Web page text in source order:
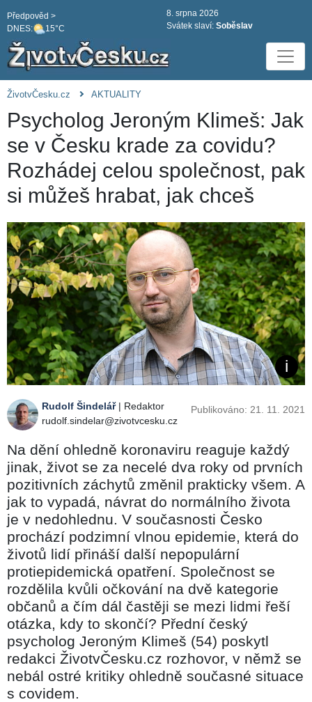
DNES: 15°C
Předpověd >
8. srpna 2026
Svátek slaví: Soběslav
ŽivotvČesku.cz AKTUALITY
Psycholog Jeroným Klimeš: Jak
se v Česku krade za covidu?
Rozhádej celou společnost, pak
si můžeš hrabat, jak chceš
Rudolf Šindelář| Redaktor
rudolf.sindelar@zivotvcesku.cz
Publikováno: 21. 11. 2021
Na dění ohledně koronaviru reaguje každý
jinak, život se za necelé dva roky od prvních
pozitivních záchytů změnil prakticky všem. A
jak to vypadá, návrat do normálního života
je v nedohlednu. V současnosti Česko
prochází podzimní vlnou epidemie, která do
životů lidí přináší další nepopulární
protiepidemická opatření. Společnost se
rozdělila kvůli očkování na dvě kategorie
občanů a čím dál častěji se mezi lidmi řeší
otázka, kdy to skončí? Přední český
psycholog Jeroným Klimeš (54) poskytl
redakci ŽivotvČesku.cz rozhovor, v němž se
nebál ostré kritiky ohledně současné situace
s covidem.